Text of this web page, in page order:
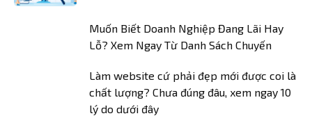
Muốn Biết Doanh Nghiệp Đang Lãi Hay
Lỗ? Xem Ngay Từ Danh Sách Chuyến
Làm website cứ phải đẹp mới được coi là
chất lượng? Chưa đúng đâu, xem ngay 10
lý do dưới đây